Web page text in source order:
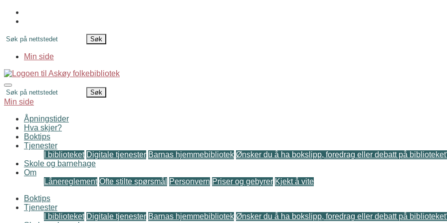
Hopp
Søk
Min side
Meny
Søk
etter
Min side
Åpningstider
Hva skjer?
Boktips
Tjenester
I biblioteket Digitale tjenester Barnas hjemmebibliotek Ønsker du å ha bokslipp, foredrag eller debatt på
Skole og barnehage
Om
Lånereglement Ofte stilte spørsmål Personvern Priser og gebyrer Kjekt å vite
Boktips
Tjenester
I biblioteket Digitale tjenester Barnas hjemmebibliotek Ønsker du å ha bokslipp, foredrag eller debatt på